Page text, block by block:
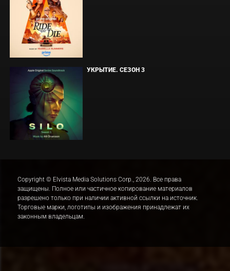
УКРЫТИЕ. СЕЗОН 3
Copyright © Elvista Media Solutions Corp., 2026. Все права
защищены. Полное или частичное копирование материалов
разрешено только при наличии активной ссылки на источник.
Торговые марки, логотипы и изображения принадлежат их
законным владельцам.